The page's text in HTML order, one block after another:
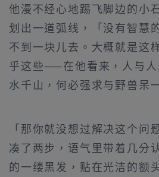
他漫不经心地踢飞脚边的小
划出一道弧线，「没有智慧
不到一块儿去。大概就是这
乎这些——在他看来，人与
水千山，何必强求与野兽呆
「那你就没想过解决这个问
凑了两步，语气里带着几分
的一缕黑发，贴在光洁的额